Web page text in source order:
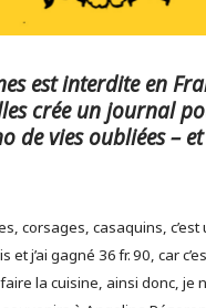
est interdite en
crée un journal
de vies oubliées –
corsages, casaquins,
et j’ai gagné 36 fr. 90, car
la cuisine, ainsi donc, je